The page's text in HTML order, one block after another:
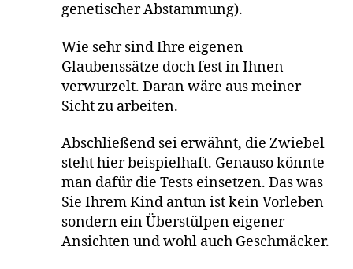
genetischer Abstammung).
Wie sehr sind Ihre eigenen
Glaubenssätze doch fest in Ihnen
verwurzelt. Daran wäre aus meiner
Sicht zu arbeiten.
Abschließend sei erwähnt, die Zwiebel
steht hier beispielhaft. Genauso könnte
man dafür die Tests einsetzen. Das was
Sie Ihrem Kind antun ist kein Vorleben
sondern ein Überstülpen eigener
Ansichten und wohl auch Geschmäcker.